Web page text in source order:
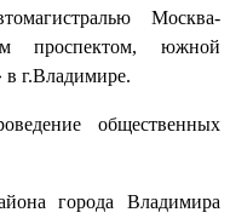
Москва-
проспектом, южной
г.Владимире.
общественных
города Владимира